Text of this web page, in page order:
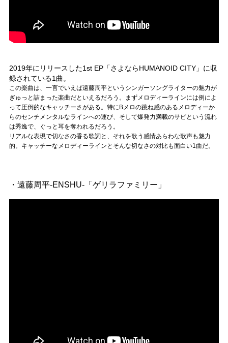
2019年にリリースした1st EP「さよならHUMANOID CITY」に収
録されている1曲。
この楽曲は、一言でいえば遠藤周平というシンガーソングライターの魅力が
ぎゅっと詰まった楽曲だといえるだろう。まずメロディーラインには例によ
って圧倒的なキャッチーさがある。特にBメロの跳ね感のあるメロディーか
らのセンチメンタルなラインへの運び、そして爆発力満載のサビという流れ
は秀逸で、ぐっと耳を奪われるだろう。
リアルな表現で切なさの香る歌詞と、それを歌う感情あらわな歌声も魅力
的。キャッチーなメロディーラインとそんな切なさの対比も面白い1曲だ。
・遠藤周平-ENSHU-「ゲリラファミリー」